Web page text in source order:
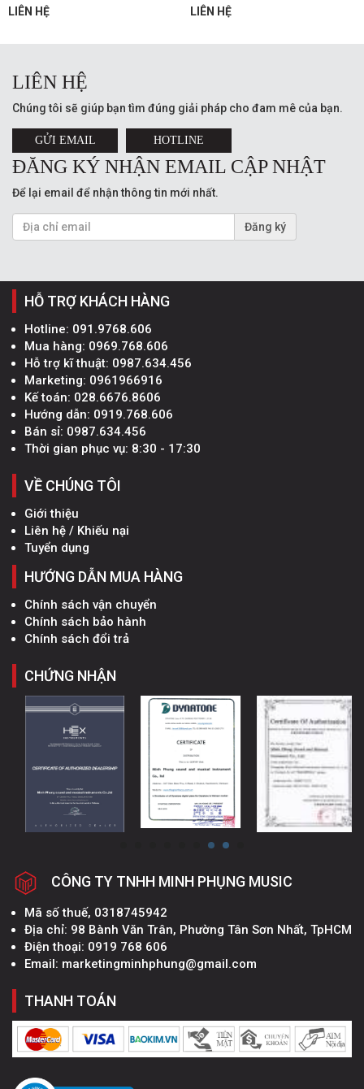
LIÊN HỆ LIÊN HỆ
LIÊN HỆ
Chúng tôi sẽ giúp bạn tìm đúng giải pháp cho đam mê của bạn.
GỬI EMAIL HOTLINE
ĐĂNG KÝ NHẬN EMAIL CẬP NHẬT
Để lại email để nhận thông tin mới nhất.
Đăng ký
HỖ TRỢ KHÁCH HÀNG
Hotline: 091.9768.606
Mua hàng: 0969.768.606
Hỗ trợ kĩ thuật: 0987.634.456
Marketing: 0961966916
Kế toán: 028.6676.8606
Hướng dẫn: 0919.768.606
Bán sỉ: 0987.634.456
Thời gian phục vụ: 8:30 - 17:30
VỀ CHÚNG TÔI
Giới thiệu
Liên hệ / Khiếu nại
Tuyển dụng
HƯỚNG DẪN MUA HÀNG
Chính sách vận chuyển
Chính sách bảo hành
Chính sách đổi trả
CHỨNG NHẬN
CÔNG TY TNHH MINH PHỤNG MUSIC
Mã số thuế, 0318745942
Địa chỉ: 98 Bành Văn Trân, Phường Tân Sơn Nhất, TpHCM
Điện thoại: 0919 768 606
Email: marketingminhphung@gmail.com
THANH TOÁN